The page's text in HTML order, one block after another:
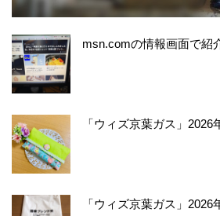
msn.comの情報画面で紹
「ウィズ京葉ガス」
「ウィズ京葉ガス」